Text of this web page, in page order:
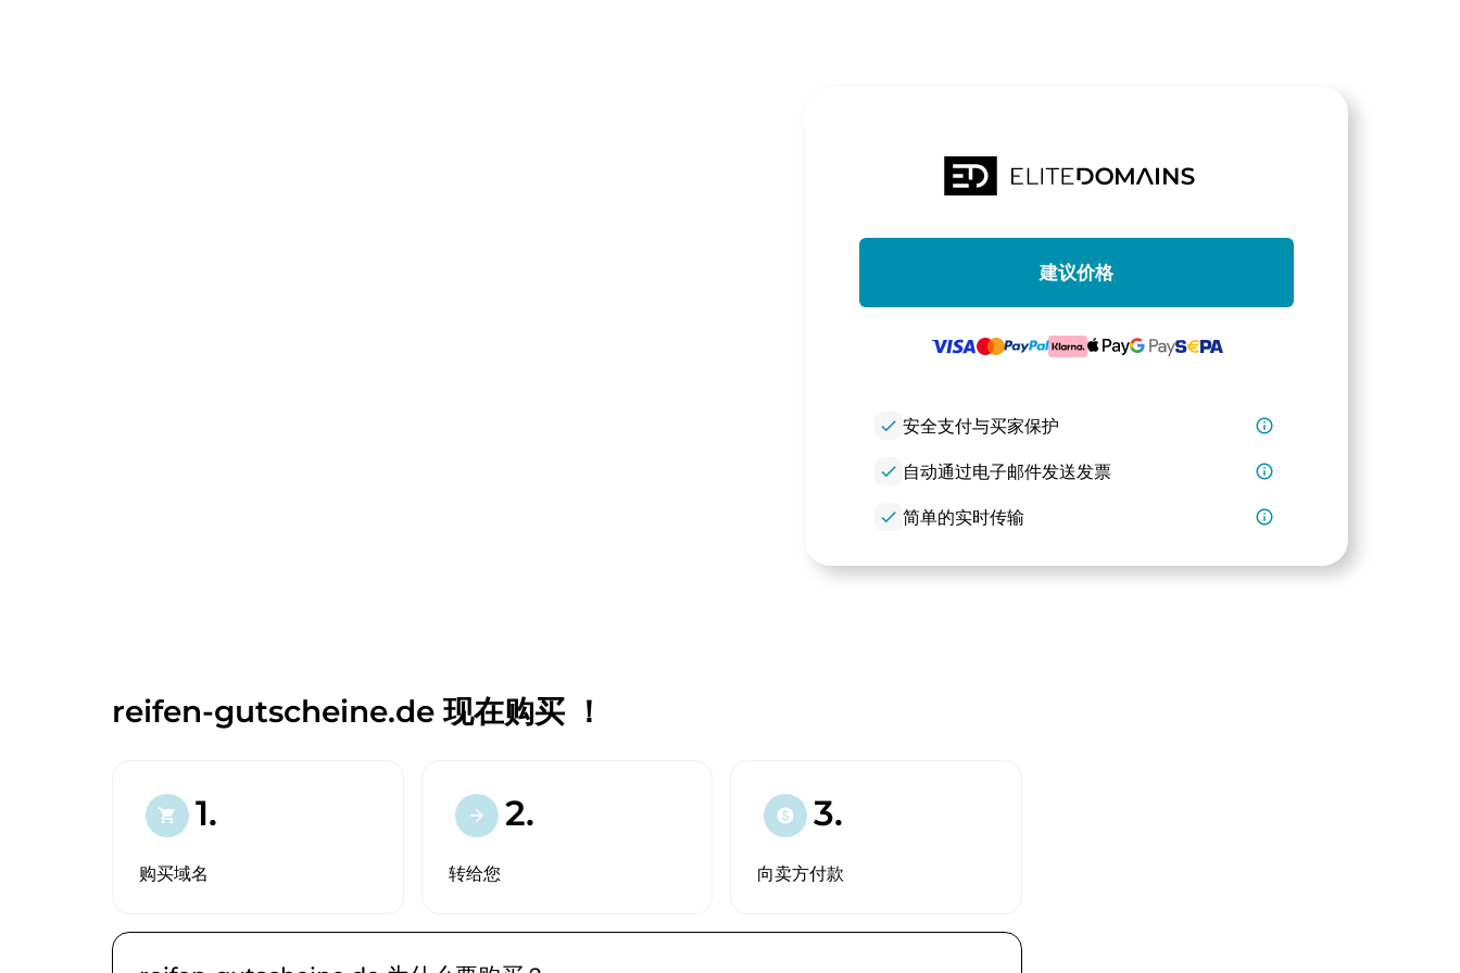
建议价格
check 安全支付与买家保护 info_outline
check 自动通过电子邮件发送发票 info_outline
check 简单的实时传输 info_outline
reifen-gutscheine.de 现在购买 ！
shopping_cart 1.
购买域名
arrow_forward 2.
转给您
paid 3.
向卖方付款